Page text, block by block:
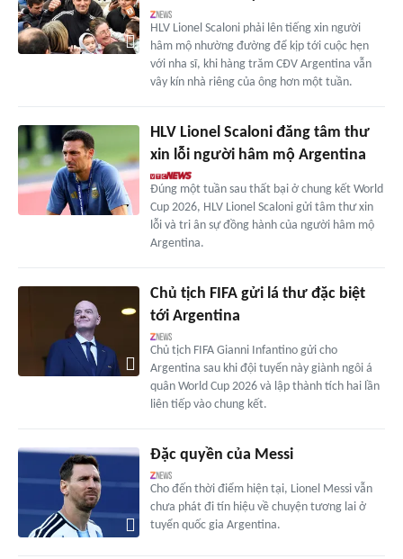
HLV Lionel Scaloni phải lên tiếng xin người
hâm mộ nhường đường để kịp tới cuộc hẹn
với nha sĩ, khi hàng trăm CĐV Argentina vẫn
vây kín nhà riêng của ông hơn một tuần.
HLV Lionel Scaloni đăng tâm thư
xin lỗi người hâm mộ Argentina
Đúng một tuần sau thất bại ở chung kết World
Cup 2026, HLV Lionel Scaloni gửi tâm thư xin
lỗi và tri ân sự đồng hành của người hâm mộ
Argentina.
Chủ tịch FIFA gửi lá thư đặc biệt
tới Argentina
Chủ tịch FIFA Gianni Infantino gửi cho
Argentina sau khi đội tuyển này giành ngôi á
quân World Cup 2026 và lập thành tích hai lần
liên tiếp vào chung kết.
Đặc quyền của Messi
Cho đến thời điểm hiện tại, Lionel Messi vẫn
chưa phát đi tín hiệu về chuyện tương lai ở
tuyển quốc gia Argentina.